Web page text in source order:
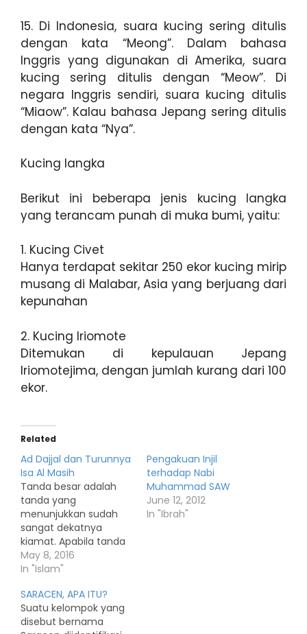
15. Di Indonesia, suara kucing sering ditulis
dengan kata “Meong”. Dalam bahasa
Inggris yang digunakan di Amerika, suara
kucing sering ditulis dengan “Meow”. Di
negara Inggris sendiri, suara kucing ditulis
“Miaow”. Kalau bahasa Jepang sering ditulis
dengan kata “Nya”.
Kucing langka
Berikut ini beberapa jenis kucing langka
yang terancam punah di muka bumi, yaitu:
1. Kucing Civet
Hanya terdapat sekitar 250 ekor kucing mirip
musang di Malabar, Asia yang berjuang dari
kepunahan
2. Kucing Iriomote
Ditemukan di kepulauan Jepang
Iriomotejima, dengan jumlah kurang dari 100
ekor.
Related
Ad Dajjal dan Turunnya
Isa Al Masih
Tanda besar adalah
tanda yang
menunjukkan sudah
sangat dekatnya
kiamat. Apabila tanda
yang satu tiba, maka
akan diiringi dengan
secara beruntun.
Rasulullah shallallahu
‘alaihi wa sallam
May 8, 2016
In "Islam"
Pengakuan Injil
terhadap Nabi
Muhammad SAW
June 12, 2012
In "Ibrah"
SARACEN, APA ITU?
Suatu kelompok yang
disebut bernama